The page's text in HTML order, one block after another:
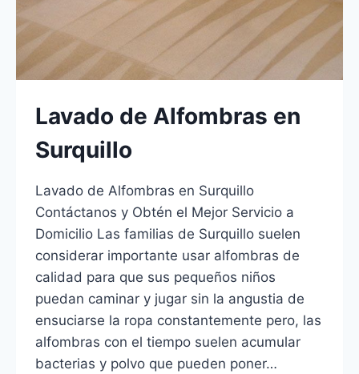
Lavado de Alfombras en
Surquillo
Lavado de Alfombras en Surquillo
Contáctanos y Obtén el Mejor Servicio a
Domicilio Las familias de Surquillo suelen
considerar importante usar alfombras de
calidad para que sus pequeños niños
puedan caminar y jugar sin la angustia de
ensuciarse la ropa constantemente pero, las
alfombras con el tiempo suelen acumular
bacterias y polvo que pueden poner…